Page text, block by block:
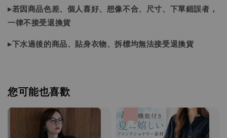
▸若因商品色差、個人喜好、想像不合、尺寸、下單錯誤者，
一律不接受退換貨
▸下水過後的商品、貼身衣物、拆標均無法接受退換貨
您可能也喜歡